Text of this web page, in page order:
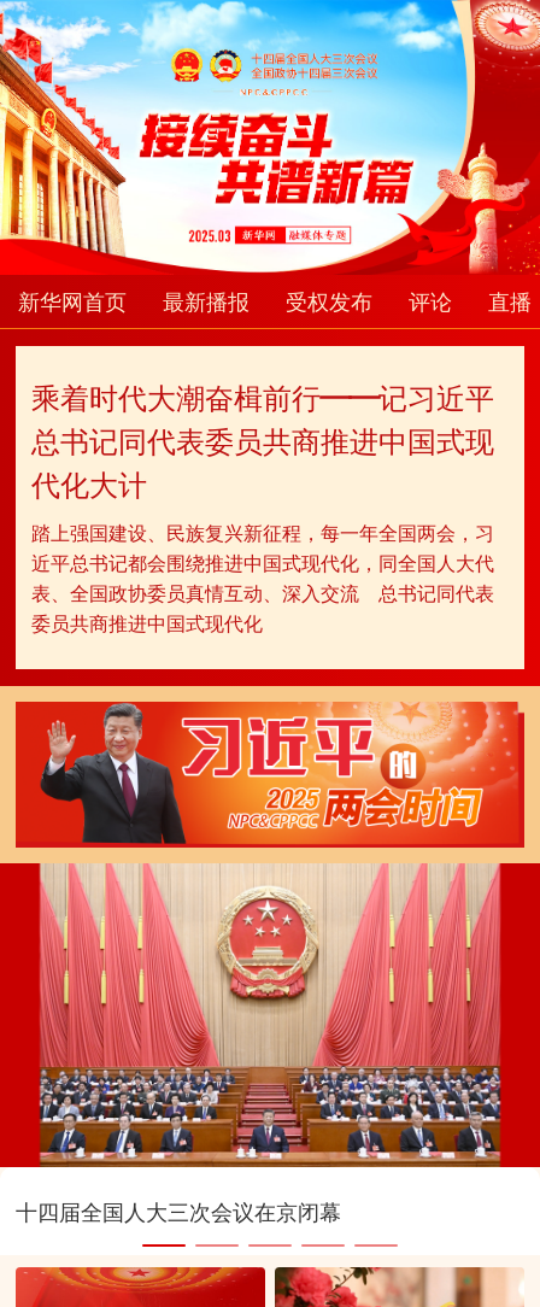
新华网首页 最新播报 受权发布 评论 直播
乘着时代大潮奋楫前行——记习近平
总书记同代表委员共商推进中国式现
代化大计
踏上强国建设、民族复兴新征程，每一年全国两会，习
近平总书记都会围绕推进中国式现代化，同全国人大代
表、全国政协委员真情互动、深入交流
总书记同代表
委员共商推进中国式现代化
十四届全国人大三次会议在京闭幕